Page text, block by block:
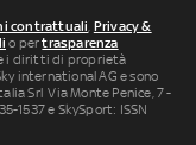
contrattuali, Privacy &
o pertrasparenza
i diritti di proprietà
international AG e sono
Srl Via Monte Penice, 7 -
1537 e SkySport: ISSN